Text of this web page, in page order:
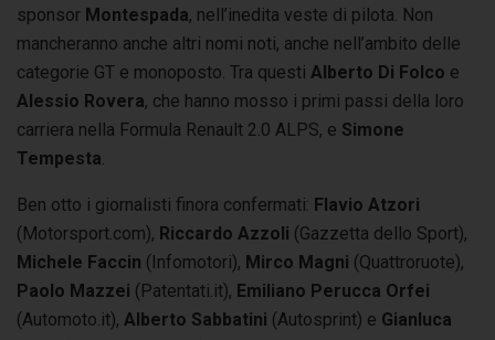
sponsor Montespada, nell’inedita veste di pilota. Non
mancheranno anche altri nomi noti, anche nell’ambito delle
categorie GT e monoposto. Tra questi Alberto Di Folco e
Alessio Rovera, che hanno mosso i primi passi della loro
carriera nella Formula Renault 2.0 ALPS, e Simone
Tempesta
Ben otto i giornalisti finora confermati: Flavio Atzori
(Motorsport.com), Riccardo Azzoli (Gazzetta dello Sport),
Michele Faccin (Infomotori), Mirco Magni (Quattroruote),
Paolo Mazzei (Patentati.it), Emiliano Perucca Orfei
(Automoto.it), Alberto Sabbatini (Autosprint) e Gianluca